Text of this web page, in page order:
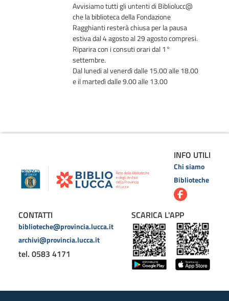
Avvisiamo tutti gli untenti di Bibliolucc@
che labibliotecadellaFondazione
Ragghianti resteràchiusaper la pausa
estiva dal4agosto al29 agostocompresi.
Riparira con i consuti orari dal 1°
settembre.
Dal lunedi al venerdì dalle 15.00 alle 18.00
e il martedì dalle 9.00 alle 13.00
INFO UTILI
Chi siamo
Biblioteche
CONTATTI
biblioteche@provincia.lucca.it
archivi@provincia.lucca.it
tel. 0583 4171
SCARICA L'APP